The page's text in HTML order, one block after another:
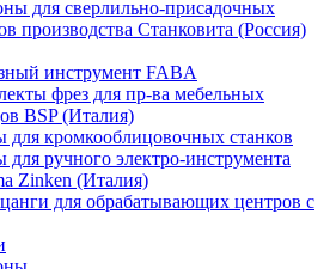
для сверлильно-присадочных
производства Станковита (Россия)
инструмент FABA
фрез для пр-ва мебельных
BSP (Италия)
для кромкооблицовочных станков
для ручного электро-инструмента
Zinken (Италия)
для обрабатывающих центров с